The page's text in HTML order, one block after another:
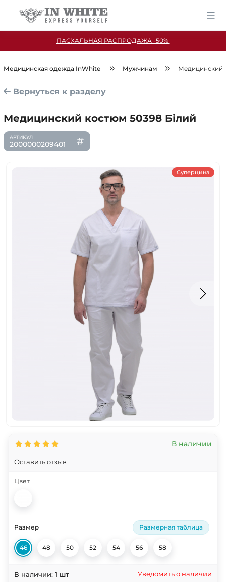
ПАСХАЛЬНАЯ РАСПРОДАЖА -50%
Медицинская одежда InWhite Мужчинам Медицинский
Вернуться к разделу
Медицинский костюм 50398 Білий
2000000209401
Суперцина
Оставить отзыв
В наличии
Цвет
Размер Размерная таблица
46 48 50 52 54 56 58
В наличии: 1 шт Уведомить о наличии